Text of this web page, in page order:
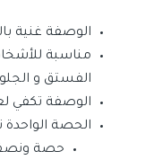
الوصفة غنية بالأوميغا-6
مناسبة
الفستق و
الوصفة تكفي لعمل
الحصة الواحدة
حصة